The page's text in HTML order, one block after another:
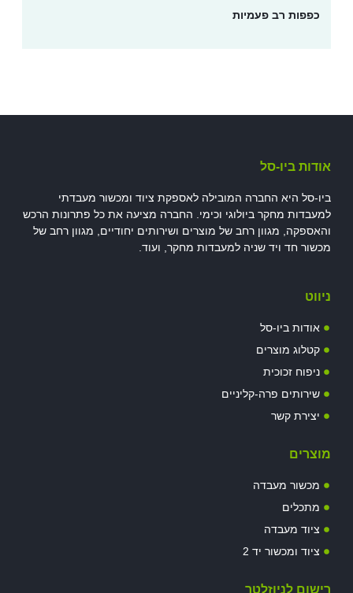
כפפות רב פעמיות
אודות ביו-סל
ביו-סל היא החברה המובילה לאספקת ציוד ומכשור מעבדתי
למעבדות מחקר ביולוגי וכימי. החברה מציעה את כל פתרונות הרכש
והאספקה, מגוון רחב של מוצרים ושירותים יחודיים, מגוון רחב של
מכשור חד ויד שניה למעבדות מחקר, ועוד.
ניווט
אודות ביו-סל
קטלוג מוצרים
ניפוח זכוכית
שירותים פרה-קליניים
יצירת קשר
מוצרים
מכשור מעבדה
מתכלים
ציוד מעבדה
ציוד ומכשור יד 2
רישום לניוזלטר